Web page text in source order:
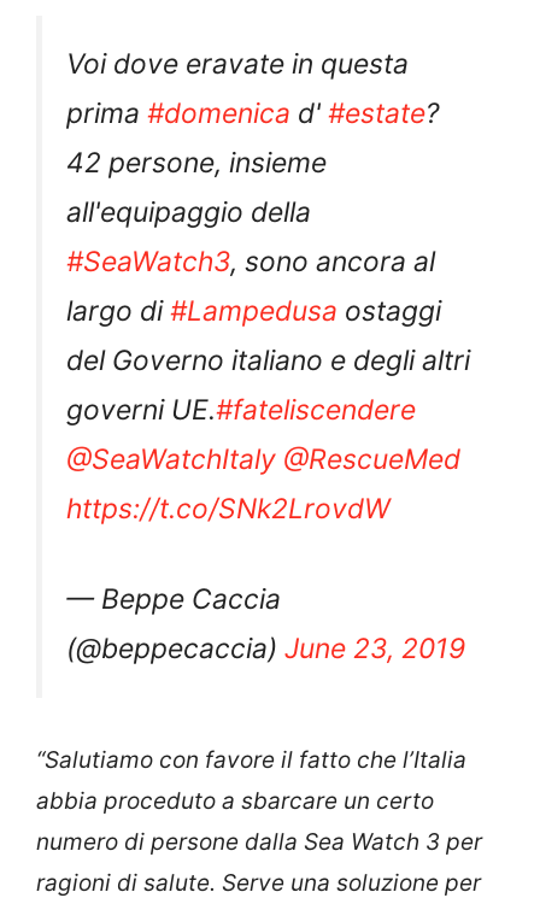
Voi dove eravate in questa
prima #domenica d' #estate?
42 persone, insieme
all'equipaggio della
#SeaWatch3, sono ancora al
largo di#Lampedusa ostaggi
del Governo italiano e degli altri
governi UE.#fateliscendere
@SeaWatchItaly @RescueMed
https://t.co/SNk2LrovdW
— Beppe Caccia
(@beppecaccia) June 23, 2019
“Salutiamo con favore il fatto che l’Italia
abbia proceduto a sbarcare un certo
numero di persone dalla Sea Watch 3 per
ragioni di salute. Serve una soluzione per